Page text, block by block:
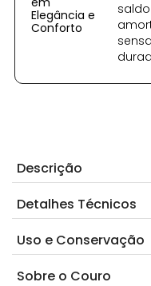
Descrição
Detalhes Técnicos
Uso e Conservação
Sobre o Couro